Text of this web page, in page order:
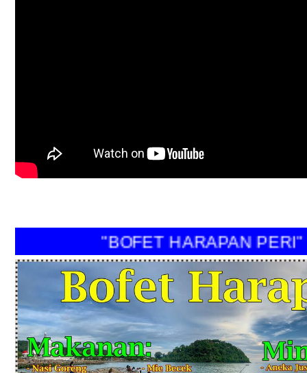
"BOFET HARAPAN PERI"